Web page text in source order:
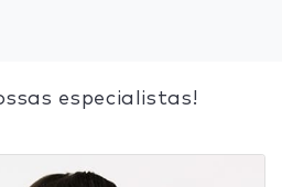
especialistas!